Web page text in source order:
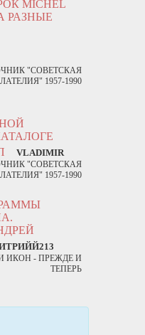
MICHEL
РАЗНЫЕ
"СОВЕТСКАЯ
1957-1990
VLADIMIR
"СОВЕТСКАЯ
1957-1990
ИКОН - ПРЕЖДЕ И
ТЕПЕРЬ